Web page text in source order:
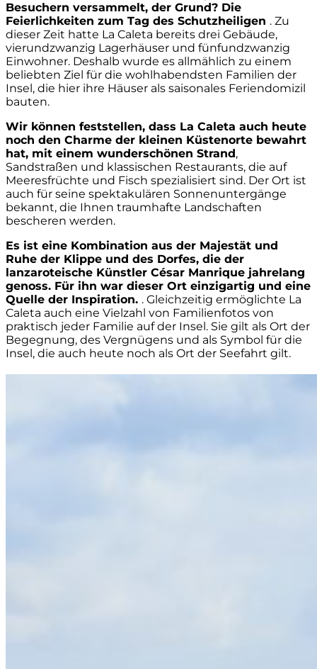
Besuchern versammelt, der Grund? Die
Feierlichkeiten zum Tag des Schutzheiligen . Zu
dieser Zeit hatte La Caleta bereits drei Gebäude,
vierundzwanzig Lagerhäuser und fünfundzwanzig
Einwohner. Deshalb wurde es allmählich zu einem
beliebten Ziel für die wohlhabendsten Familien der
Insel, die hier ihre Häuser als saisonales Feriendomizil
bauten.
Wir können feststellen, dass La Caleta auch heute
noch den Charme der kleinen Küstenorte bewahrt
hat, mit einem wunderschönen Strand,
Sandstraßen und klassischen Restaurants, die auf
Meeresfrüchte und Fisch spezialisiert sind. Der Ort ist
auch für seine spektakulären Sonnenuntergänge
bekannt, die Ihnen traumhafte Landschaften
bescheren werden.
Es ist eine Kombination aus der Majestät und
Ruhe der Klippe und des Dorfes, die der
lanzaroteische Künstler César Manrique jahrelang
genoss. Für ihn war dieser Ort einzigartig und eine
Quelle der Inspiration. . Gleichzeitig ermöglichte La
Caleta auch eine Vielzahl von Familienfotos von
praktisch jeder Familie auf der Insel. Sie gilt als Ort der
Begegnung, des Vergnügens und als Symbol für die
Insel, die auch heute noch als Ort der Seefahrt gilt.